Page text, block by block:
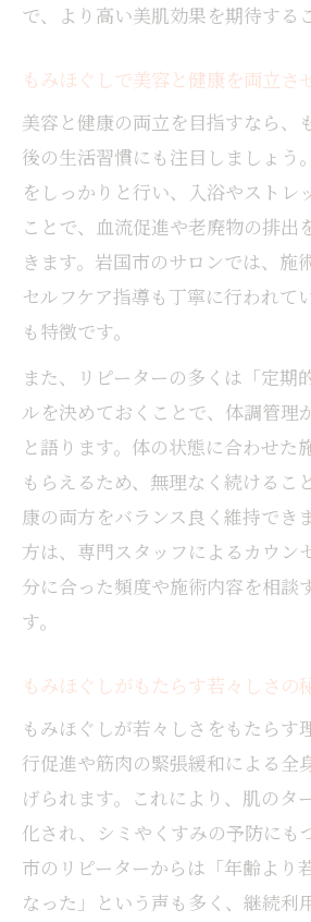
で、より高い美肌効果を期待する
もみほぐしで美容と健康を両立さ
美容と健康の両立を目指すなら、
後の生活習慣にも注目しましょう
をしっかりと行い、入浴やストレ
ことで、血流促進や老廃物の排出
きます。岩国市のサロンでは、施
セルフケア指導も丁寧に行われて
も特徴です。
また、リピーターの多くは「定期
ルを決めておくことで、体調管理
と語ります。体の状態に合わせた
もらえるため、無理なく続けるこ
康の両方をバランス良く維持でき
方は、専門スタッフによるカウン
分に合った頻度や施術内容を相談
す。
もみほぐしがもたらす若々しさの
もみほぐしが若々しさをもたらす
行促進や筋肉の緊張緩和による全
げられます。これにより、肌のタ
化され、シミやくすみの予防にも
市のリピーターからは「年齢より
なった」という声も多く、継続利